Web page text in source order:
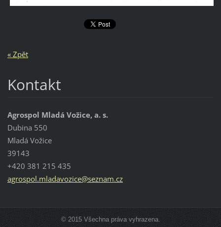
« Zpět
Kontakt
Agrospol Mladá Vožice, a. s.
Dubina 550
Mladá Vožice
39143
+420 381 215 435
agrospol.mladavozice@seznam.cz
© 2015 Všechna práva vyhrazena.